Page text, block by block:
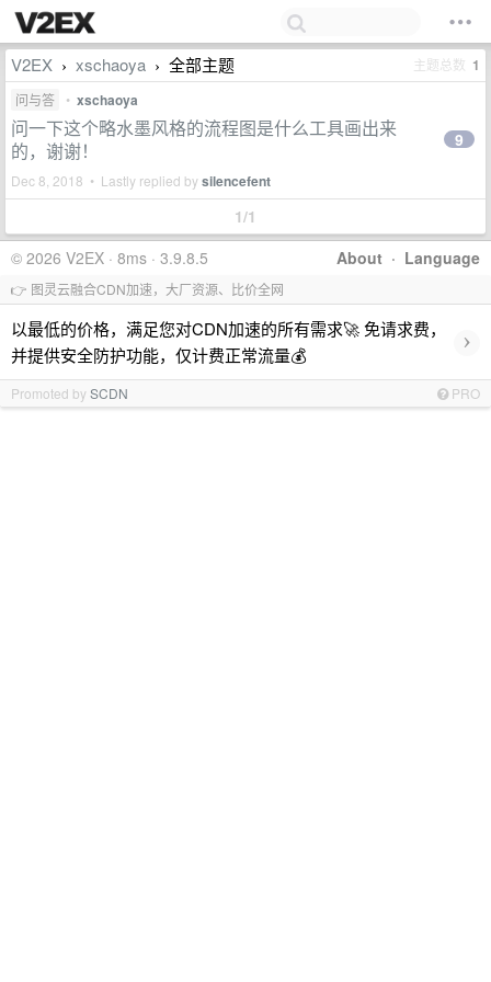
V2EX › xschaoya › 全部主题 主题总数 1
问与答 • xschaoya
问一下这个略水墨风格的流程图是什么工具画出来
的，谢谢！
Dec 8, 2018 • Lastly replied bysilencefent
9
1/1
About · Language
© 2026 V2EX · 8ms · 3.9.8.5
👉 图灵云融合CDN加速，大厂资源、比价全网
以最低的价格，满足您对CDN加速的所有需求🚀 免请求费，
并提供安全防护功能，仅计费正常流量💰
›
Promoted bySCDN PRO